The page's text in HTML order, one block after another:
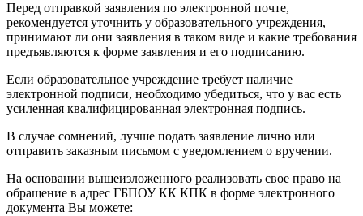
Перед отправкой заявления по электронной почте,
рекомендуется уточнить у образовательного учреждения,
принимают ли они заявления в таком виде и какие требования
предъявляются к форме заявления и его подписанию.
Если образовательное учреждение требует наличие
электронной подписи, необходимо убедиться, что у вас есть
усиленная квалифицированная электронная подпись.
В случае сомнений, лучше подать заявление лично или
отправить заказным письмом с уведомлением о вручении.
На основании вышеизложенного реализовать свое право на
обращение в адрес ГБПОУ КК КПК в форме электронного
документа Вы можете: